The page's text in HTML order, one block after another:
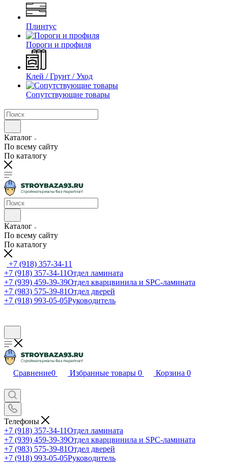
Плинтус
Пороги и профиля
Клей / Грунт / Уход
Сопутствующие товары
Каталог
По всему сайту
По каталогу
Каталог
По всему сайту
По каталогу
+7 (918) 357-34-11
+7 (918) 357-34-11Отдел ламината
+7 (939) 459-39-39Отдел кварцвинила и SPC-ламината
+7 (983) 575-39-81Отдел дверей
+7 (918) 993-05-05Руководитель
Сравнение0 Избранные товары 0 Корзина 0
Телефоны
+7 (918) 357-34-11Отдел ламината
+7 (939) 459-39-39Отдел кварцвинила и SPC-ламината
+7 (983) 575-39-81Отдел дверей
+7 (918) 993-05-05Руководитель